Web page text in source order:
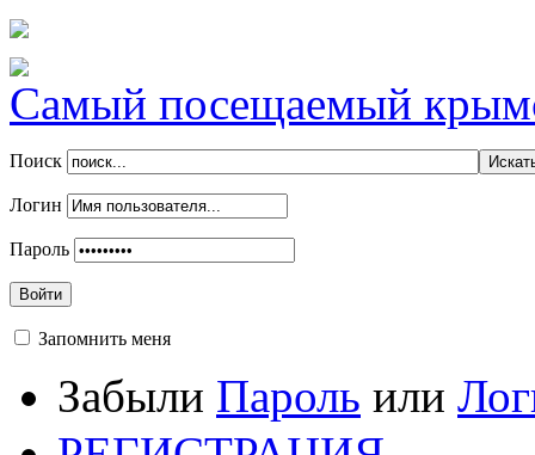
Самый посещаемый
Поиск
Логин
Пароль
Войти
Запомнить меня
Забыли Пароль или